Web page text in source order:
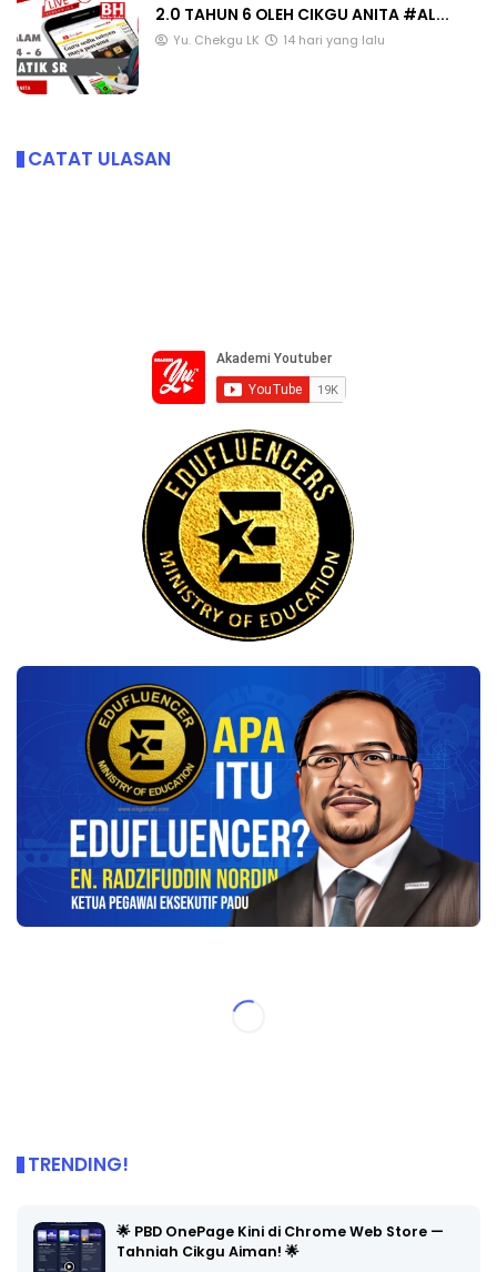
2.0 TAHUN 6 OLEH CIKGU ANITA #AL...
Yu. Chekgu LK 14 hari yang lalu
CATAT ULASAN
TRENDING!
🌟 PBD OnePage Kini di Chrome Web Store —
Tahniah Cikgu Aiman! 🌟